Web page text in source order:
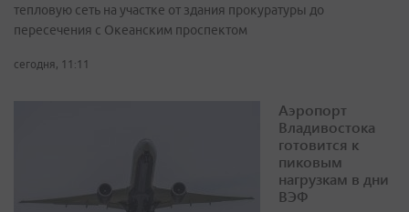
тепловую сеть на участке от здания прокуратуры до
пересечения с Океанским проспектом
сегодня, 11:11
Аэропорт
Владивостока
готовится к
пиковым
нагрузкам в дни
ВЭФ